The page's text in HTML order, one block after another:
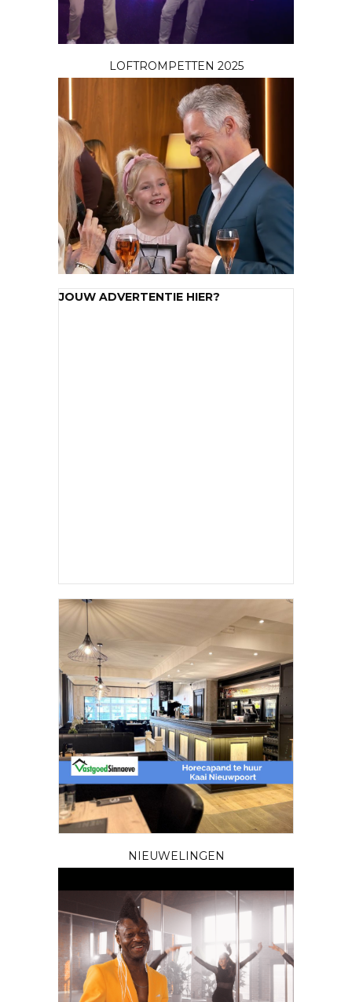
LOFTROMPETTEN 2025
JOUW ADVERTENTIE HIER?
NIEUWELINGEN